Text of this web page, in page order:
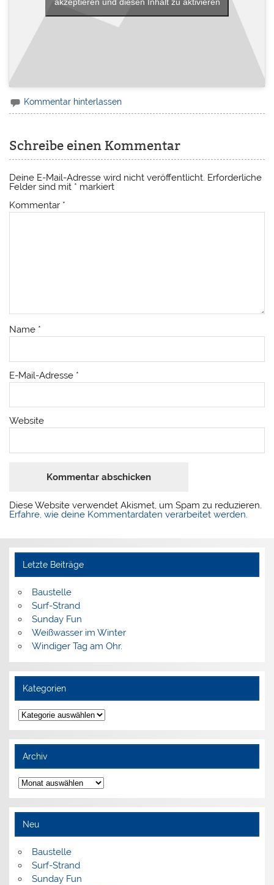
Kommentar hinterlassen
Schreibe einen Kommentar
Deine E-Mail-Adresse wird nicht veröffentlicht. Erforderliche
Felder sind mit * markiert
Kommentar *
Name *
E-Mail-Adresse *
Website
Diese Website verwendet Akismet, um Spam zu reduzieren.
Erfahre, wie deine Kommentardaten verarbeitet werden.
Letzte Beiträge
Baustelle
Surf-Strand
Sunday Fun
Weißwasser im Winter
Windiger Tag am Ohr.
Kategorien
Kategorien
Archiv
Archiv
Neu
Baustelle
Surf-Strand
Sunday Fun